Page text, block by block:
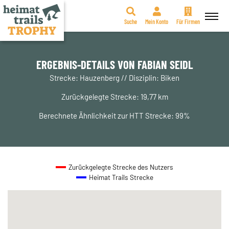
Zum
Suche Mein Konto Für Firmen
ERGEBNIS-DETAILS VON FABIAN SEIDL
Strecke: Hauzenberg // Disziplin: Biken
Zurückgelegte Strecke: 19,77 km
Berechnete Ähnlichkeit zur HTT Strecke: 99%
Zurückgelegte Strecke des Nutzers
Heimat Trails Strecke